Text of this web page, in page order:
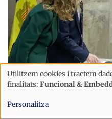
Política
El Govern
Tractats impedeix
Ús
de
dades
Utilitzem cookies i tractem
finalitats: Funcional &
Personalitza